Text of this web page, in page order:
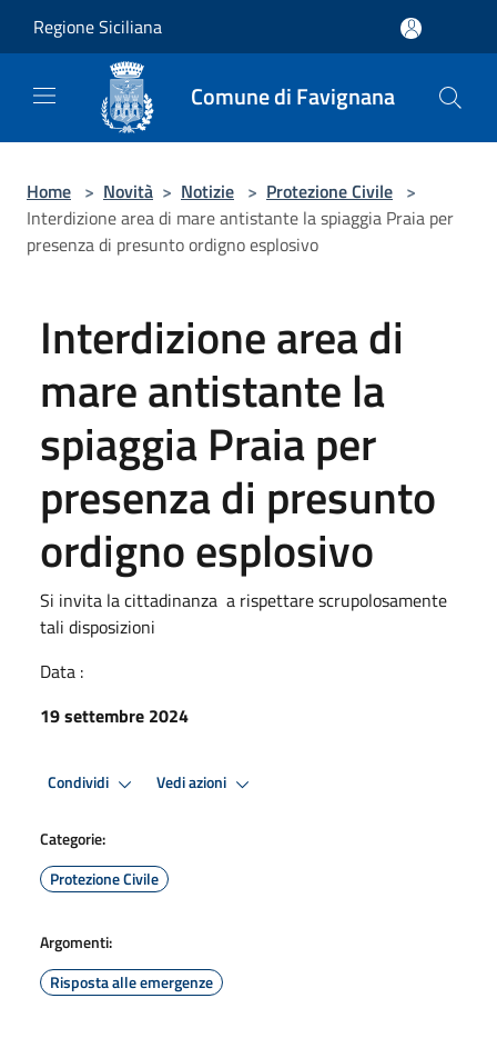
Regione Siciliana
Comune di Favignana
Home > Novità > Notizie > Protezione Civile >
Interdizione area di mare antistante la spiaggia Praia per
presenza di presunto ordigno esplosivo
Interdizione area di
mare antistante la
spiaggia Praia per
presenza di presunto
ordigno esplosivo
Si invita la cittadinanza a rispettare scrupolosamente
tali disposizioni
Data :
19 settembre 2024
Condividi Vedi azioni
Categorie:
Protezione Civile
Argomenti:
Risposta alle emergenze